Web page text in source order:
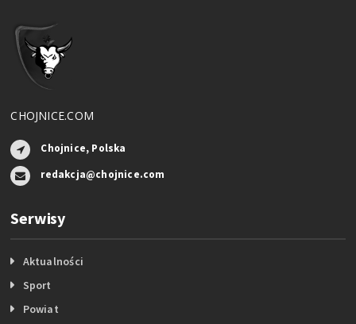
CHOJNICE.COM
Chojnice, Polska
redakcja@chojnice.com
Serwisy
Aktualności
Sport
Powiat